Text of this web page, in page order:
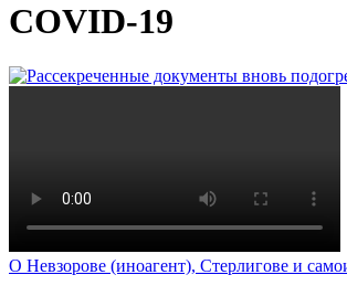
COVID-19
О Невзорове (иноагент), Стерлигове и